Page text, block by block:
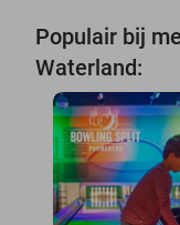
Populair bij
Waterland: